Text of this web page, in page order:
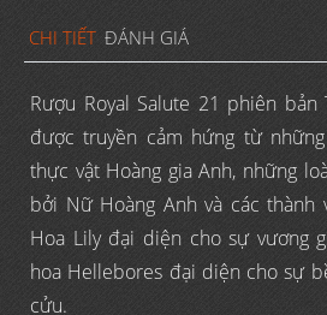
CHI TIẾT ĐÁNH GIÁ
Rượu Royal Salute 21 phiên
được truyền cảm hứng từ
thực vật Hoàng gia Anh, những
bởi Nữ Hoàng Anh và các thành
Hoa Lily đại diện cho sự vương
hoa Hellebores đại diện cho sự
cửu.